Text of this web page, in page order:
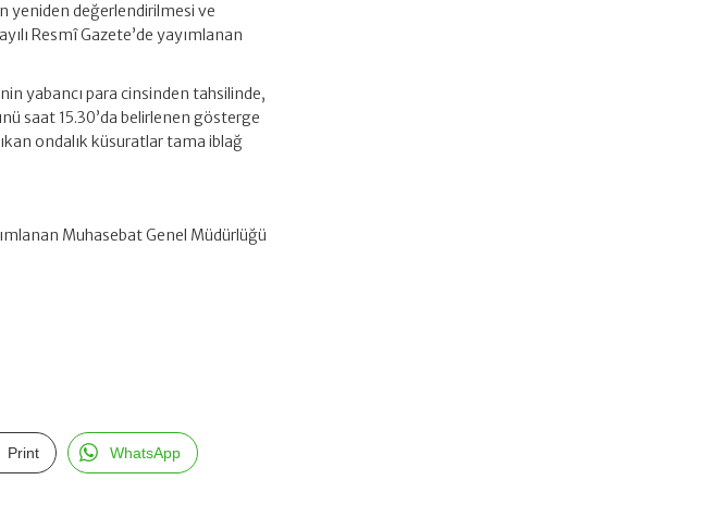
yeniden değerlendirilmesi ve
Resmî Gazete’de yayımlanan
yabancı para cinsinden tahsilinde,
saat 15.30’da belirlenen gösterge
ondalık küsuratlar tama iblağ
Muhasebat Genel Müdürlüğü
Print WhatsApp